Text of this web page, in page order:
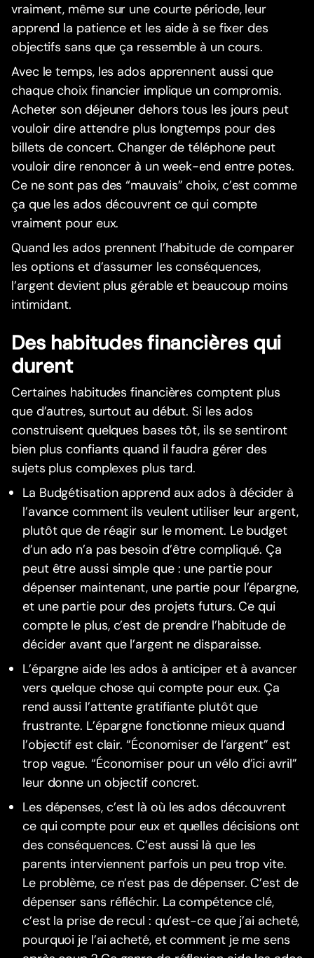
vraiment, même sur une courte période, leur
apprend la patience et les aide à se fixer des
objectifs sans que ça ressemble à un cours.
Avec le temps, les ados apprennent aussi que
chaque choix financier implique un compromis.
Acheter son déjeuner dehors tous les jours peut
vouloir dire attendre plus longtemps pour des
billets de concert. Changer de téléphone peut
vouloir dire renoncer à un week-end entre potes.
Ce ne sont pas des “mauvais” choix, c’est comme
ça que les ados découvrent ce qui compte
vraiment pour eux.
Quand les ados prennent l’habitude de comparer
les options et d’assumer les conséquences,
l’argent devient plus gérable et beaucoup moins
intimidant.
Des habitudes financières qui
durent
Certaines habitudes financières comptent plus
que d’autres, surtout au début. Si les ados
construisent quelques bases tôt, ils se sentiront
bien plus confiants quand il faudra gérer des
sujets plus complexes plus tard.
La Budgétisation apprend aux ados à décider à
l’avance comment ils veulent utiliser leur argent,
plutôt que de réagir sur le moment. Le budget
d’un ado n’a pas besoin d’être compliqué. Ça
peut être aussi simple que : une partie pour
dépenser maintenant, une partie pour l’épargne,
et une partie pour des projets futurs. Ce qui
compte le plus, c’est de prendre l’habitude de
décider avant que l’argent ne disparaisse.
L’épargne aide les ados à anticiper et à avancer
vers quelque chose qui compte pour eux. Ça
rend aussi l’attente gratifiante plutôt que
frustrante. L’épargne fonctionne mieux quand
l’objectif est clair. “Économiser de l’argent” est
trop vague. “Économiser pour un vélo d’ici avril”
leur donne un objectif concret.
Les dépenses, c’est là où les ados découvrent
ce qui compte pour eux et quelles décisions ont
des conséquences. C’est aussi là que les
parents interviennent parfois un peu trop vite.
Le problème, ce n’est pas de dépenser. C’est de
dépenser sans réfléchir. La compétence clé,
c’est la prise de recul : qu’est-ce que j’ai acheté,
pourquoi je l’ai acheté, et comment je me sens